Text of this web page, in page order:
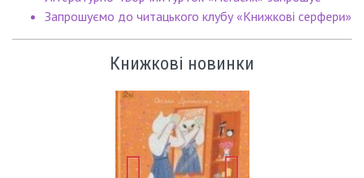
Запрошуємо до читацького клубу «Книжкові серфери»
Книжкові новинки